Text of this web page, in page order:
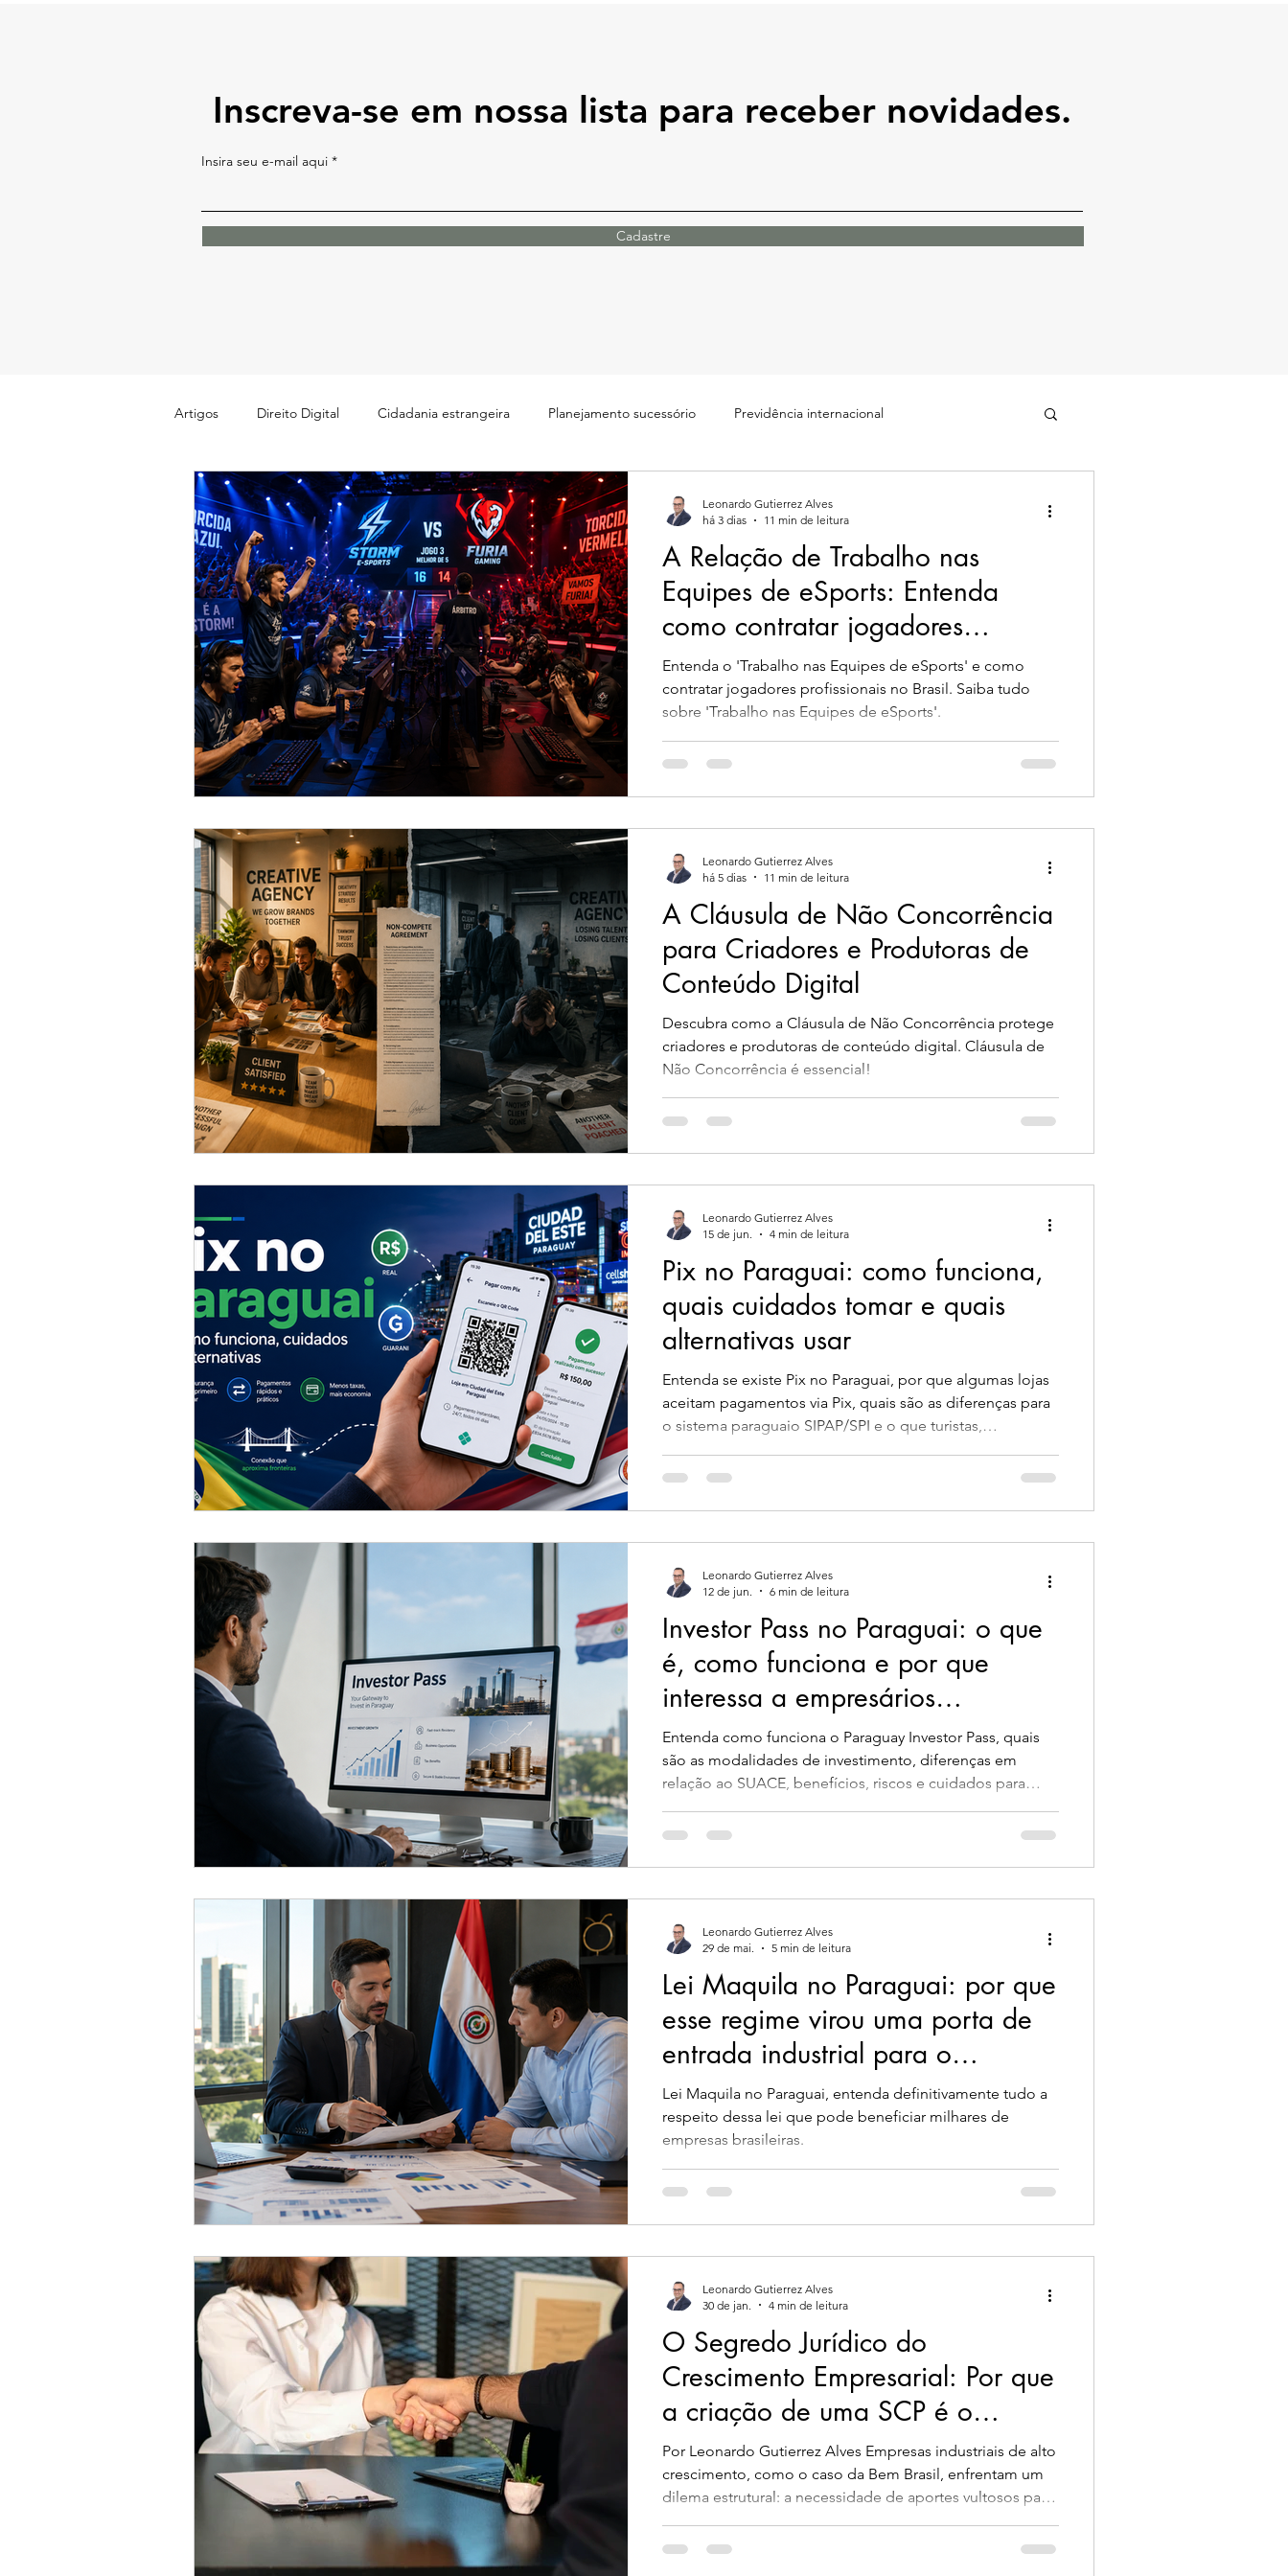
Inscreva-se em nossa lista para receber novidades.
Insira seu e-mail aqui
Cadastre
Artigos Direito Digital Cidadania estrangeira Planejamento sucessório Previdência internacional
Direito do Consumidor Direito Empresarial Direito Imobiliário
A Relação de Trabalho nas
Equipes de eSports: Entenda
como contratar jogadores
profissionais no Brasil
Entenda o 'Trabalho nas Equipes de eSports' e como
contratar jogadores profissionais no Brasil. Saiba tudo
sobre 'Trabalho nas Equipes de eSports'.
Leonardo Gutierrez Alves
há 3 dias
11 min de leitura
A Cláusula de Não Concorrência
para Criadores e Produtoras de
Conteúdo Digital
Descubra como a Cláusula de Não Concorrência protege
criadores e produtoras de conteúdo digital. Cláusula de
Não Concorrência é essencial!
Leonardo Gutierrez Alves
há 5 dias
11 min de leitura
Pix no Paraguai: como funciona,
quais cuidados tomar e quais
alternativas usar
Entenda se existe Pix no Paraguai, por que algumas lojas
aceitam pagamentos via Pix, quais são as diferenças para
o sistema paraguaio SIPAP/SPI e o que turistas,
antes de movimentar dinheiro no país. Existe Pix no
Leonardo Gutierrez Alves
15 de jun.
4 min de leitura
Investor Pass no Paraguai: o que
é, como funciona e por que
interessa a empresários
brasileiros
Entenda como funciona o Paraguay Investor Pass, quais
são as modalidades de investimento, diferenças em
relação ao SUACE, benefícios, riscos e cuidados para
Paraguai.
Leonardo Gutierrez Alves
12 de jun.
6 min de leitura
Lei Maquila no Paraguai: por que
esse regime virou uma porta de
entrada industrial para o
Mercosul
Lei Maquila no Paraguai, entenda definitivamente tudo a
respeito dessa lei que pode beneficiar milhares de
empresas brasileiras.
Leonardo Gutierrez Alves
29 de mai.
5 min de leitura
O Segredo Jurídico do
Crescimento Empresarial: Por que
a criação de uma SCP é o
"Hack" de Investimento que Você
Não Conhece
Por Leonardo Gutierrez Alves Empresas industriais de alto
crescimento, como o caso da Bem Brasil, enfrentam um
dilema estrutural: a necessidade de aportes vultosos para
complexidade burocrática de novos sócios no contrato
Leonardo Gutierrez Alves
30 de jan.
4 min de leitura